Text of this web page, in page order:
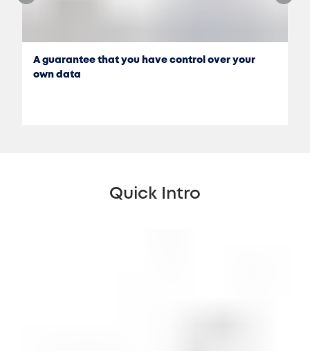
A guarantee that you have control over your
own data
Quick Intro